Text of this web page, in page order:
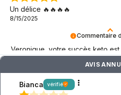
Commentaire
Veronique, votre succès keto
Un délice 🔥🔥🔥🔥
8/15/2025
AVIS
Bianca vérifié